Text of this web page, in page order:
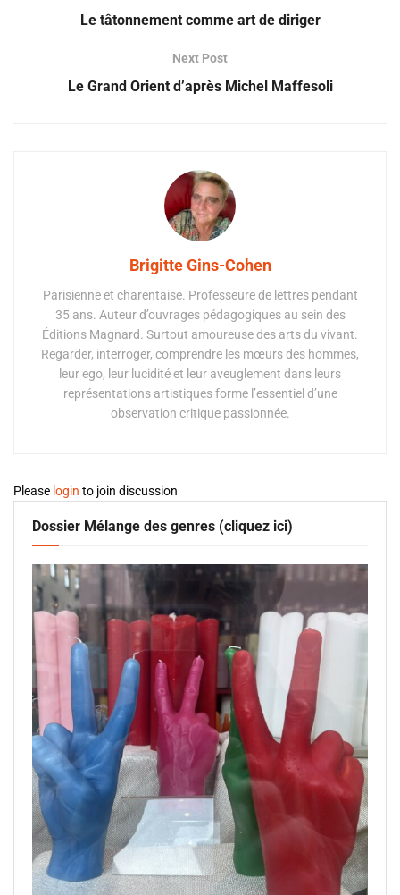
Le tâtonnement comme art de diriger
Next Post
Le Grand Orient d’après Michel Maffesoli
Brigitte Gins-Cohen
Parisienne et charentaise. Professeure de lettres pendant
35 ans. Auteur d’ouvrages pédagogiques au sein des
Éditions Magnard. Surtout amoureuse des arts du vivant.
Regarder, interroger, comprendre les mœurs des hommes,
leur ego, leur lucidité et leur aveuglement dans leurs
représentations artistiques forme l’essentiel d’une
observation critique passionnée.
Please login to join discussion
Dossier Mélange des genres (cliquez ici)